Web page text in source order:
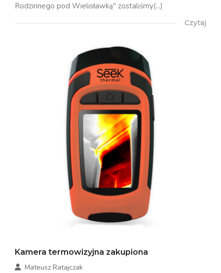
Rodzinnego pod Wielisławką" zostaliśmy(...)
Czytaj
Kamera termowizyjna zakupiona
Mateusz Ratajczak